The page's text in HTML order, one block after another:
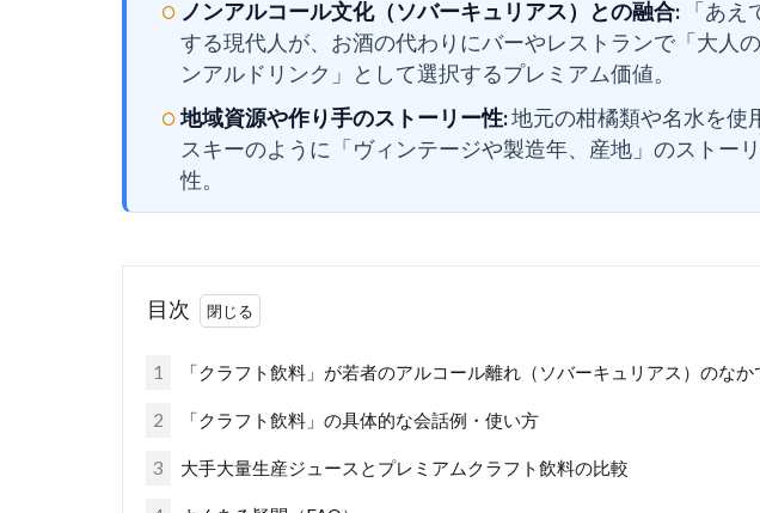
ノンアルコール文化（ソバーキュリアス）との融合: 「あ
する現代人が、お酒の代わりにバーやレストランで「大人
ンアルドリンク」として選択するプレミアム価値。
地域資源や作り手のストーリー性:地元の柑橘類や名水を使
スキーのように「ヴィンテージや製造年、産地」のストー
性。
目次
1 「クラフト飲料」が若者のアルコール離れ（ソバーキュリアス）のな
2 「クラフト飲料」の具体的な会話例・使い方
3 大手大量生産ジュースとプレミアムクラフト飲料の比較